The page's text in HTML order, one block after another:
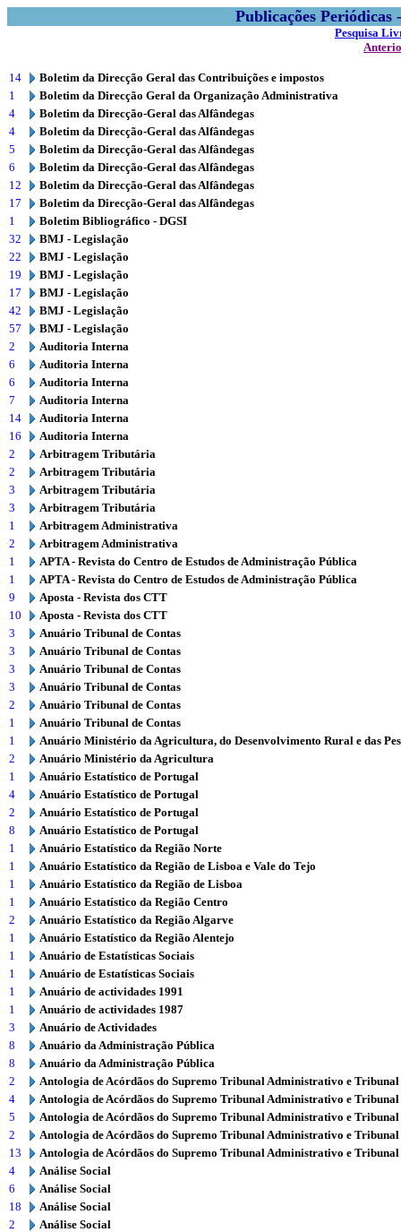
Publicações
Pesquisa
14
Boletim da Direcção Geral das Contribuições e impostos
1
Boletim da Direcção Geral da Organização Administrativa
4
Boletim da Direcção-Geral das Alfândegas
4
Boletim da Direcção-Geral das Alfândegas
5
Boletim da Direcção-Geral das Alfândegas
6
Boletim da Direcção-Geral das Alfândegas
12
Boletim da Direcção-Geral das Alfândegas
17
Boletim da Direcção-Geral das Alfândegas
1
Boletim Bibliográfico - DGSI
32
BMJ - Legislação
22
BMJ - Legislação
19
BMJ - Legislação
17
BMJ - Legislação
42
BMJ - Legislação
57
BMJ - Legislação
2
Auditoria Interna
6
Auditoria Interna
6
Auditoria Interna
7
Auditoria Interna
14
Auditoria Interna
16
Auditoria Interna
2
Arbitragem Tributária
2
Arbitragem Tributária
3
Arbitragem Tributária
3
Arbitragem Tributária
1
Arbitragem Administrativa
2
Arbitragem Administrativa
1
APTA - Revista do Centro de Estudos de Administração Pública
1
APTA - Revista do Centro de Estudos de Administração Pública
9
Aposta - Revista dos CTT
10
Aposta - Revista dos CTT
3
Anuário Tribunal de Contas
3
Anuário Tribunal de Contas
3
Anuário Tribunal de Contas
3
Anuário Tribunal de Contas
2
Anuário Tribunal de Contas
1
Anuário Tribunal de Contas
1
Anuário Ministério da Agricultura, do Desenvolvimento Rural e das
2
Anuário Ministério da Agricultura
1
Anuário Estatístico de Portugal
4
Anuário Estatístico de Portugal
2
Anuário Estatístico de Portugal
8
Anuário Estatístico de Portugal
1
Anuário Estatístico da Região Norte
1
Anuário Estatístico da Região de Lisboa e Vale do Tejo
1
Anuário Estatístico da Região de Lisboa
1
Anuário Estatístico da Região Centro
2
Anuário Estatístico da Região Algarve
1
Anuário Estatístico da Região Alentejo
1
Anuário de Estatísticas Sociais
1
Anuário de Estatísticas Sociais
1
Anuário de actividades 1991
1
Anuário de actividades 1987
3
Anuário de Actividades
8
Anuário da Administração Pública
8
Anuário da Administração Pública
2
Antologia de Acórdãos do Supremo Tribunal Administrativo e
4
Antologia de Acórdãos do Supremo Tribunal Administrativo e
5
Antologia de Acórdãos do Supremo Tribunal Administrativo e
2
Antologia de Acórdãos do Supremo Tribunal Administrativo e
13
Antologia de Acórdãos do Supremo Tribunal Administrativo e
4
Análise Social
6
Análise Social
18
Análise Social
2
Análise Social